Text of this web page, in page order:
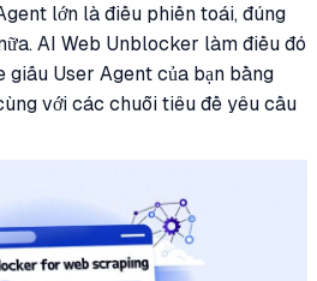
lớn là điều phiền toái, đúng
AI Web Unblocker làm điều đó
giấu User Agent của bạn bằng
với các chuỗi tiêu đề yêu cầu